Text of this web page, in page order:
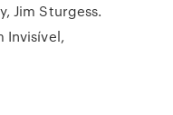
Jim Sturgess.
Invisível,